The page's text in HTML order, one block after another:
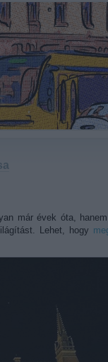
már évek óta,
Lehet, hogy